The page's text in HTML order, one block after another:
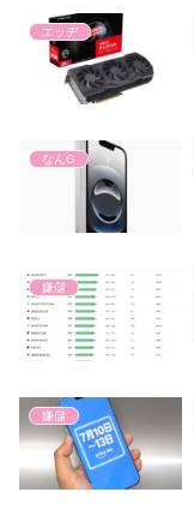
エッヂ
なんG
嫌儲
嫌儲